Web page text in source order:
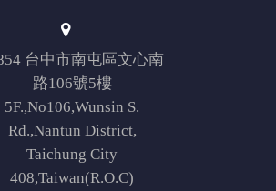
台中市南屯區文心南
路106號5樓
5F.,No106,Wunsin S.
Rd.,Nantun District,
Taichung City
408,Taiwan(R.O.C)